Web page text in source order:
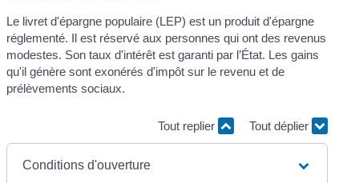
Le livret d'épargne populaire (LEP) est un produit d'épargne
réglementé. Il est réservé aux personnes qui ont des revenus
modestes. Son taux d'intérêt est garanti par l’État. Les gains
qu'il génère sont exonérés d'impôt sur le revenu et de
prélèvements sociaux.
Tout replier Tout déplier
Conditions d'ouverture